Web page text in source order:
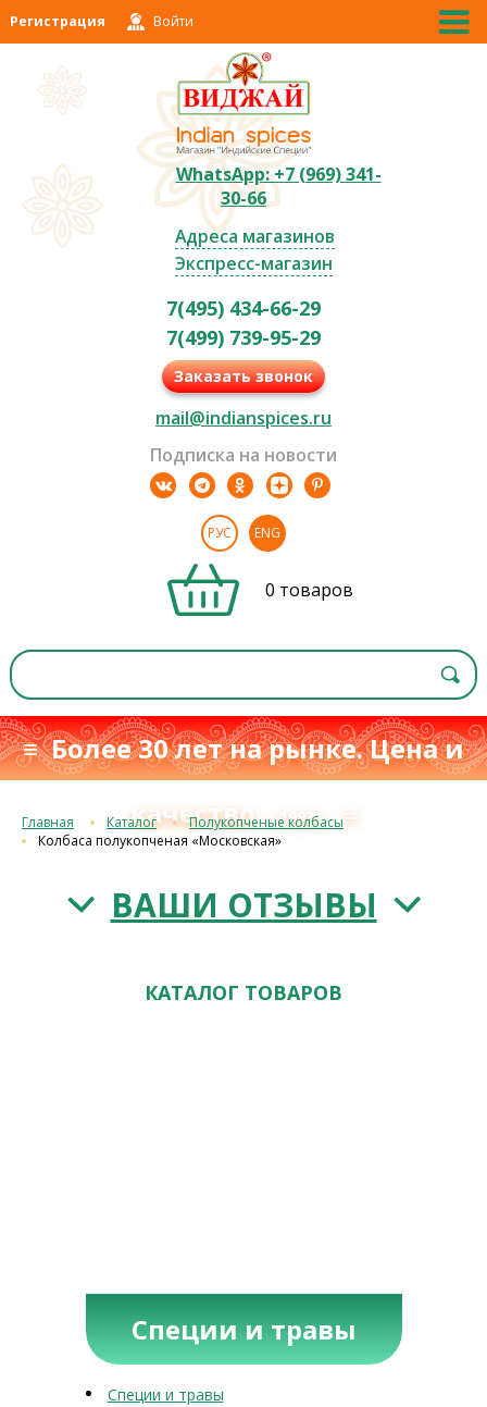
Регистрация Войти
WhatsApp: +7 (969) 341-
30-66
Адреса магазинов
Экспресс-магазин
7(495) 434-66-29
7(499) 739-95-29
Заказать звонок
mail@indianspices.ru
Подписка на новости
РУС ENG
0 товаров
≡ Более 30 лет на рынке. Цена и
качествос 1993 г.≡
Главная Каталог
Полукопченые колбасы
Колбаса полукопченая «Московская»
ВАШИ ОТЗЫВЫ
КАТАЛОГ ТОВАРОВ
Специи и травы
Специи и травы